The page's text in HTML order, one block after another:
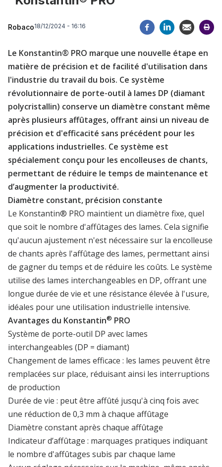
Robaco18/12/2024 - 16:16
Le Konstantin® PRO marque une nouvelle étape en
matière de précision et de facilité d'utilisation dans
l'industrie du travail du bois. Ce système
révolutionnaire de porte-outil à lames DP (diamant
polycristallin) conserve un diamètre constant même
après plusieurs affûtages, offrant ainsi un niveau de
précision et d'efficacité sans précédent pour les
applications industrielles. Ce système est
spécialement conçu pour les encolleuses de chants,
permettant de réduire le temps de maintenance et
d’augmenter la productivité.
Diamètre constant, précision constante
Le Konstantin® PRO maintient un diamètre fixe, quel
que soit le nombre d'affûtages des lames. Cela signifie
qu'aucun ajustement n'est nécessaire sur la encolleuse
de chants après l'affûtage des lames, permettant ainsi
de gagner du temps et de réduire les coûts. Le système
utilise des lames interchangeables en DP, offrant une
longue durée de vie et une résistance élevée à l'usure,
idéales pour une utilisation industrielle intensive.
Avantages du Konstantin® PRO
Système de porte-outil DP avec lames
interchangeables (DP = diamant)
Changement de lames efficace : les lames peuvent être
remplacées sur place, réduisant ainsi les interruptions
de production
Durée de vie : peut être affûté jusqu'à cinq fois avec
une réduction de 0,3 mm à chaque affûtage
Diamètre constant après chaque affûtage
Indicateur d’affûtage : marquages pratiques indiquant
le nombre d'affûtages subis par chaque lame